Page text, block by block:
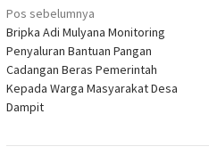
Navigasi
pos
Pos sebelumnya
Bripka Adi Mulyana Monitoring
Penyaluran Bantuan Pangan
Cadangan Beras Pemerintah
Kepada Warga Masyarakat Desa
Dampit